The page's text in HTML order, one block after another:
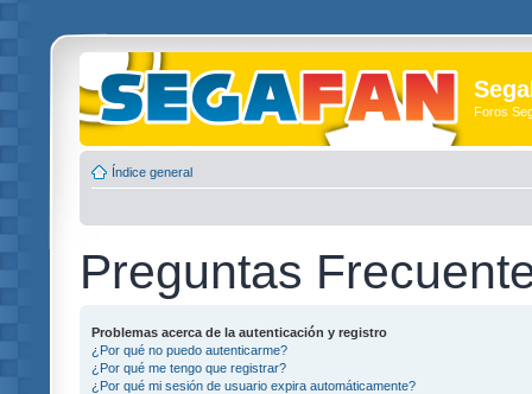
Foros
Índice general
Preguntas
Problemas acerca de la autenticación y registro
¿Por qué no puedo autenticarme?
¿Por qué me tengo que registrar?
¿Por qué mi sesión de usuario expira automáticamente?